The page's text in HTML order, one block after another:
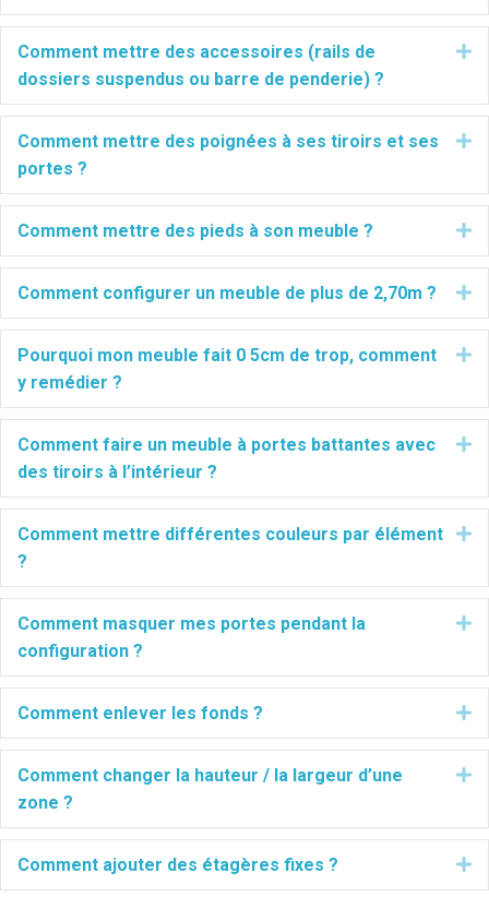
Comment mettre des accessoires (rails de
dossiers suspendus ou barre de penderie) ?
Comment mettre des poignées à ses tiroirs et ses
portes ?
Comment mettre des pieds à son meuble ?
Comment configurer un meuble de plus de 2,70m ?
Pourquoi mon meuble fait 0 5cm de trop, comment
y remédier ?
Comment faire un meuble à portes battantes avec
des tiroirs à l’intérieur ?
Comment mettre différentes couleurs par élément
?
Comment masquer mes portes pendant la
configuration ?
Comment enlever les fonds ?
Comment changer la hauteur / la largeur d’une
zone ?
Comment ajouter des étagères fixes ?